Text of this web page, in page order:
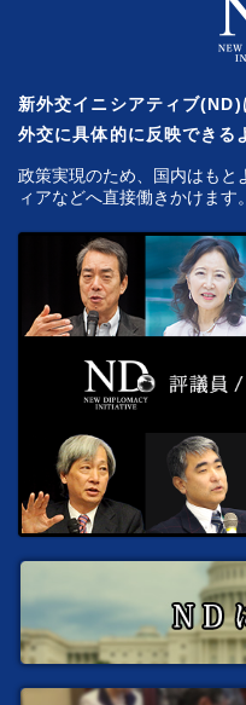
新外交イニシアティブ(ND)
外交に具体的に反映できる
政策実現のため、国内はもと
ィアなどへ直接働きかけます。